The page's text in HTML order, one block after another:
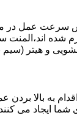
ﮔﺮم ﺷﺪه
و ﻫﯿﺘﺮ
به بالا
بردن عمر ماشین لباسشویی